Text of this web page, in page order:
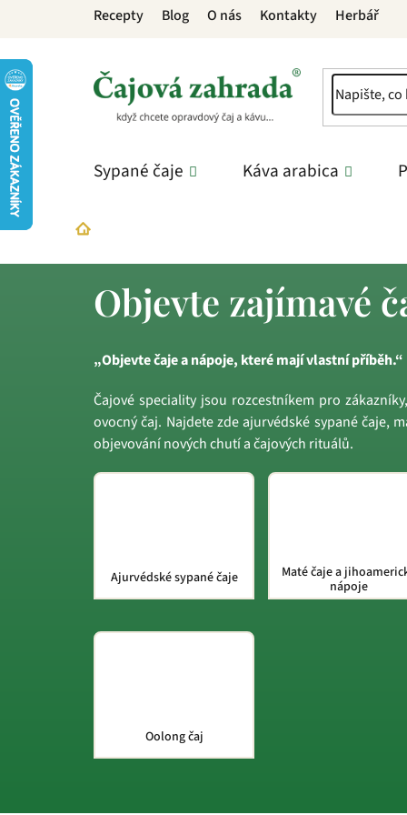
Recepty Blog O nás Kontakty Herbář
Sypané čaje Káva arabica
Domů
Objevte zajímavé
„Objevte čaje a nápoje, které mají vlastní příběh.“
Čajové speciality jsou rozcestníkem pro
ovocný čaj. Najdete zde ajurvédské sypané čaje,
objevování nových chutí a čajových rituálů.
Ajurvédské sypané čaje
Maté čaje a
nápoje
Oolong čaj